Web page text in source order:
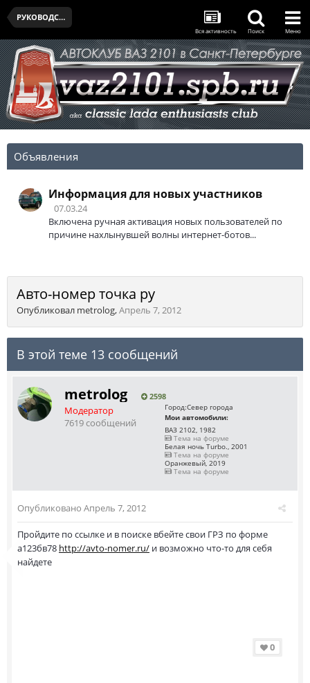
РУКОВОДСТВА, ЛИТЕРАТУРА, ПОЛЕЗНЫЕ ССЫЛКИ
Вся активность Поиск Меню
Объявления
Информация для новых участников
07.03.24
Включена ручная активация новых пользователей по
причине нахлынувшей волны интернет-ботов...
Авто-номер точка ру
Опубликовал metrolog,Апрель 7, 2012
В этой теме 13 сообщений
metrolog 2598
Модератор
7619 сообщений
Город:Север города
Мои автомобили:
ВАЗ 2102, 1982
Тема на форуме
Белая ночь Turbo., 2001
Тема на форуме
Оранжевый, 2019
Тема на форуме
Опубликовано Апрель 7, 2012
Пройдите по ссылке и в поиске вбейте свои ГРЗ по форме
а123бв78 http://avto-nomer.ru/ и возможно что-то для себя
найдете
0